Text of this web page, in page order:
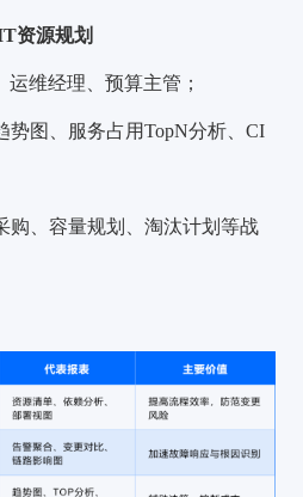
资源规划
运维经理、预算主管；
势图、服务占用TopN分析、CI
购、容量规划、淘汰计划等战